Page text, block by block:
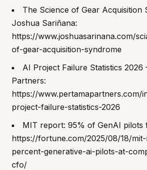
The Science of Gear Acquisition
Joshua Sariñana:
https://www.joshuasarinana.com/
of-gear-acquisition-syndrome
AI Project Failure Statistics 2026
Partners:
https://www.pertamapartners.com/
project-failure-statistics-2026
MIT report: 95% of GenAI pilots
https://fortune.com/2025/08/18/
percent-generative-ai-pilots-at-
cfo/